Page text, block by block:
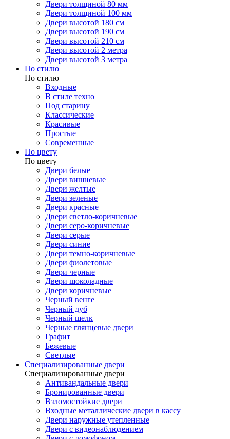
Двери толщиной 80 мм
Двери толщиной 100 мм
Двери высотой 180 см
Двери высотой 190 см
Двери высотой 210 см
Двери высотой 2 метра
Двери высотой 3 метра
По стилю
По стилю
Входные
В стиле техно
Под старину
Классические
Красивые
Простые
Современные
По цвету
По цвету
Двери белые
Двери вишневые
Двери желтые
Двери зеленые
Двери красные
Двери светло-коричневые
Двери серо-коричневые
Двери серые
Двери синие
Двери темно-коричневые
Двери фиолетовые
Двери черные
Двери шоколадные
Двери коричневые
Черный венге
Черный дуб
Черный шелк
Черные глянцевые двери
Графит
Бежевые
Светлые
Специализированные двери
Специализированные двери
Антивандальные двери
Бронированные двери
Взломостойкие двери
Входные металлические двери в кассу
Двери наружные утепленные
Двери с видеонаблюдением